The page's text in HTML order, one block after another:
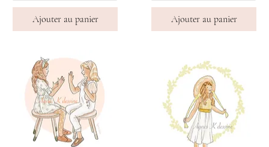
Ajouter au panier Ajouter au panier